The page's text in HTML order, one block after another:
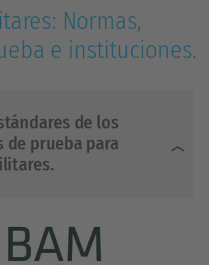
Normas,
e instituciones.
de los
prueba para